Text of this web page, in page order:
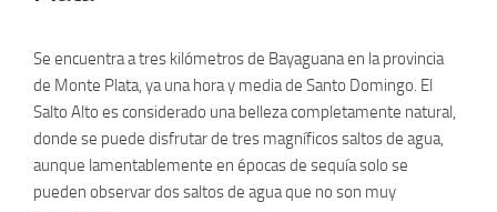
Se encuentra a tres kilómetros de Bayaguana en la provincia
de Monte Plata, ya una hora y media de Santo Domingo. El
Salto Alto es considerado una belleza completamente natural,
donde se puede disfrutar de tres magníficos saltos de agua,
aunque lamentablemente en épocas de sequía solo se
pueden observar dos saltos de agua que no son muy